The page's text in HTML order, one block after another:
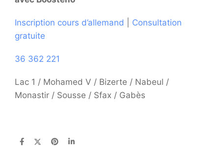
Inscription cours d’allemand
Consultation
gratuite
36 362 221
Lac 1 / Mohamed V / Bizerte / Nabeul /
Monastir / Sousse / Sfax / Gabès